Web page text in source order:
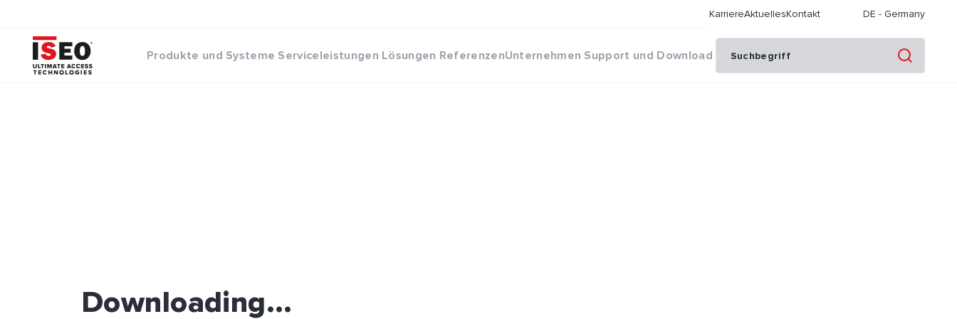
KarriereAktuellesKontakt DE - Germany
Produkte und Systeme Serviceleistungen Lösungen ReferenzenUnternehmen Support und Download
Downloading...